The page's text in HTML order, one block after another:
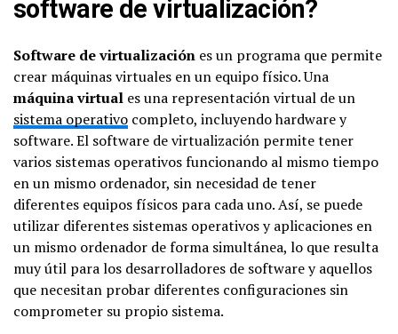
software de virtualización?
Software de virtualización es un programa que permite
crear máquinas virtuales en un equipo físico. Una
máquina virtual es una representación virtual de un
sistema operativo completo, incluyendo hardware y
software. El software de virtualización permite tener
varios sistemas operativos funcionando al mismo tiempo
en un mismo ordenador, sin necesidad de tener
diferentes equipos físicos para cada uno. Así, se puede
utilizar diferentes sistemas operativos y aplicaciones en
un mismo ordenador de forma simultánea, lo que resulta
muy útil para los desarrolladores de software y aquellos
que necesitan probar diferentes configuraciones sin
comprometer su propio sistema.